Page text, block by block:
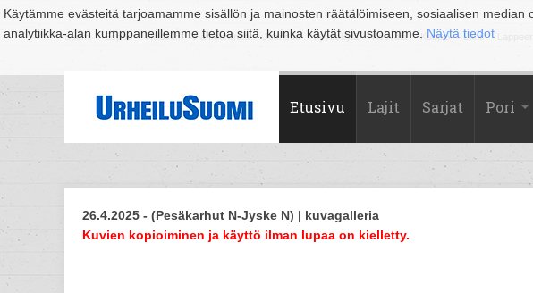
Käytämme evästeitä tarjoamamme sisällön ja mainosten räätälöimiseen, sosiaalisen
analytiikka-alan kumppaneillemme tietoa siitä, kuinka käytät sivustoamme. Näytä tiedot
Suomi Espoo Helsinki Hämeenlinna Joensuu Jyväskylä Kouvola Kuopio Lahti
Etusivu Lajit Sarjat Pori
26.4.2025 - (Pesäkarhut N-Jyske N) | kuvagalleria
Kuvien kopioiminen ja käyttö ilman lupaa on kielletty.